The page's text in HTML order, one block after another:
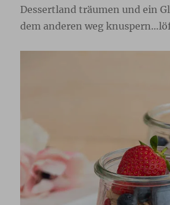
Dessertland träumen und ein
dem anderen weg